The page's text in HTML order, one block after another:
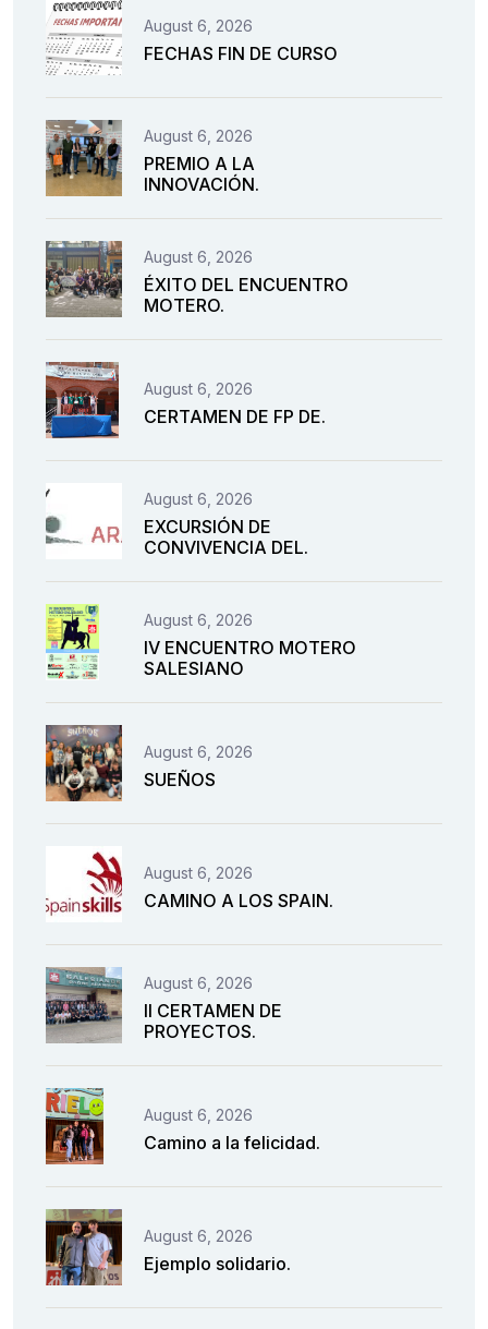
August 6, 2026
FECHAS FIN DE CURSO
August 6, 2026
PREMIO A LA
INNOVACIÓN.
August 6, 2026
ÉXITO DEL ENCUENTRO
MOTERO.
August 6, 2026
CERTAMEN DE FP DE.
August 6, 2026
EXCURSIÓN DE
CONVIVENCIA DEL.
August 6, 2026
IV ENCUENTRO MOTERO
SALESIANO
August 6, 2026
SUEÑOS
August 6, 2026
CAMINO A LOS SPAIN.
August 6, 2026
II CERTAMEN DE
PROYECTOS.
August 6, 2026
Camino a la felicidad.
August 6, 2026
Ejemplo solidario.